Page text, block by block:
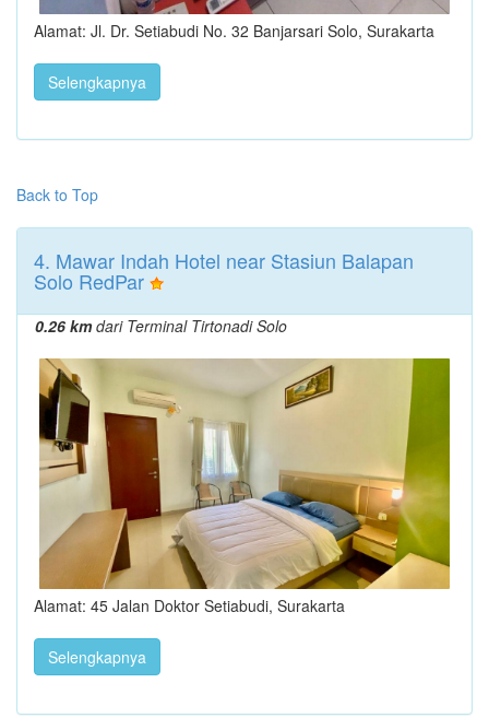
Alamat: Jl. Dr. Setiabudi No. 32 Banjarsari Solo, Surakarta
Selengkapnya
Back to Top
4. Mawar Indah Hotel near Stasiun Balapan
Solo RedPar
0.26 kmdari Terminal Tirtonadi Solo
Alamat: 45 Jalan Doktor Setiabudi, Surakarta
Selengkapnya